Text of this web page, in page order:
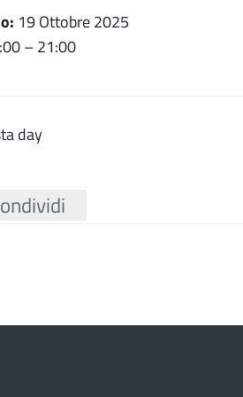
19 Ottobre 2025
– 21:00
day